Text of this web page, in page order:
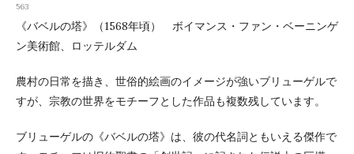
563
《バベルの塔》（1568年頃） ボイマンス・ファン・ベーニンゲ
ン美術館、ロッテルダム
農村の日常を描き、世俗的絵画のイメージが強いブリューゲルで
すが、宗教の世界をモチーフとした作品も複数残しています。
ブリューゲルの《バベルの塔》は、彼の代名詞ともいえる傑作で